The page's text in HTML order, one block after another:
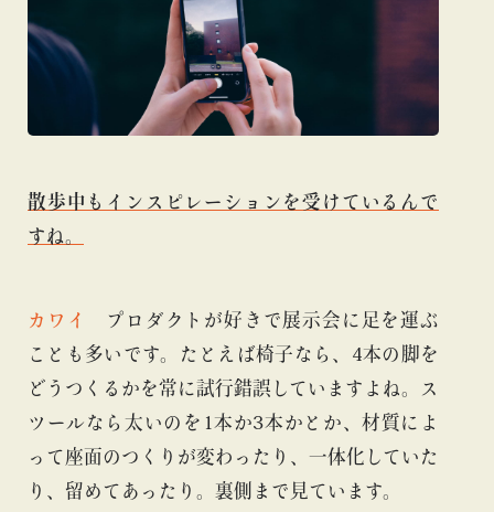
散歩中もインスピレーションを受けているんで
すね。
カワイ
プロダクトが好きで展示会に足を運ぶ
ことも多いです。たとえば椅子なら、4本の脚を
どうつくるかを常に試行錯誤していますよね。ス
ツールなら太いのを1本か3本かとか、材質によ
って座面のつくりが変わったり、一体化していた
り、留めてあったり。裏側まで見ています。